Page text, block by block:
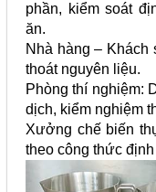
phần, kiểm soát
ăn.
Nhà hàng – Khách
thoát nguyên liệu.
Phòng thí nghiệm:
dịch, kiểm nghiệm
Xưởng chế biến
theo công thức định